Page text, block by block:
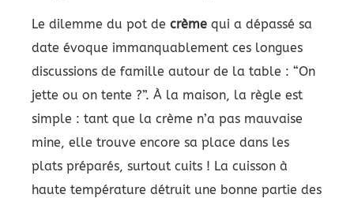
Le dilemme du pot de crème qui a dépassé sa
date évoque immanquablement ces longues
discussions de famille autour de la table : “On
jette ou on tente ?”. À la maison, la règle est
simple : tant que la crème n’a pas mauvaise
mine, elle trouve encore sa place dans les
plats préparés, surtout cuits ! La cuisson à
haute température détruit une bonne partie des